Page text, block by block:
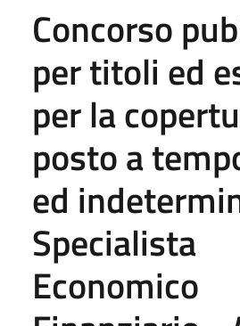
Concorso
per titoli ed
per la
posto a
ed
Specialista
Economico